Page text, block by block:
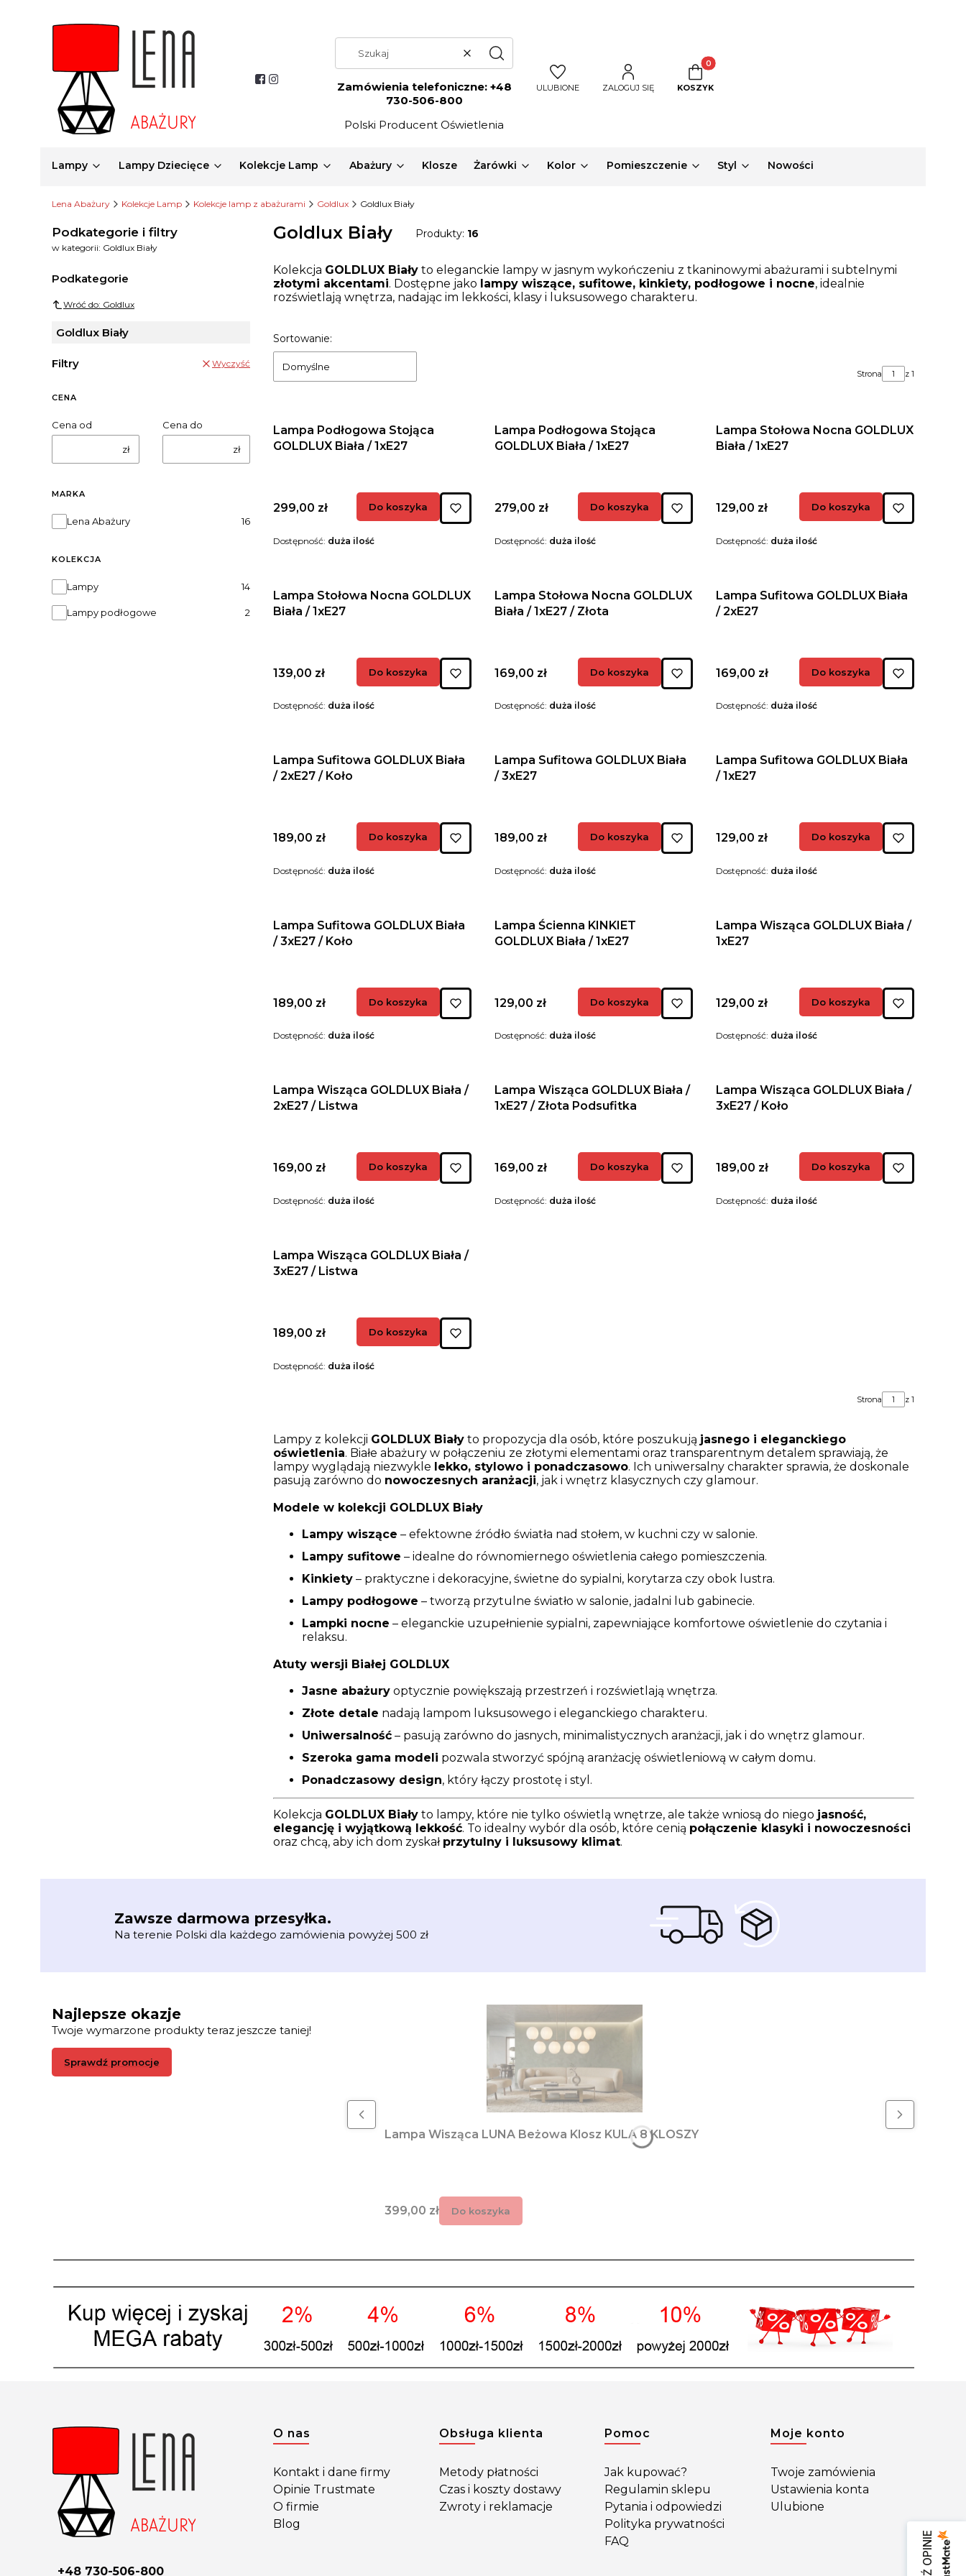
WyczyśćSzukaj
Zamówienia telefoniczne: +48
730-506-800
Polski Producent Oświetlenia
ULUBIONE ZALOGUJ SIĘ
Produkty w koszyku: 0. Zobacz szczegóły
KOSZYK
Lampy Lampy Dziecięce Kolekcje Lamp Abażury Klosze Żarówki Kolor Pomieszczenie Styl Nowości
Lena Abażury Kolekcje Lamp Kolekcje lamp z abażurami Goldlux Goldlux Biały
Podkategorie i filtry
w kategorii: Goldlux Biały
Podkategorie
Wróć do: Goldlux
Goldlux Biały
Filtry Wyczyść
CENA
Cena od
zł
Cena do
zł
MARKA
MarkaLena Abażury 16
KOLEKCJA
Kolekcja
Lampy 14
Lampy podłogowe 2
Goldlux Biały Produkty: 16
Kolekcja GOLDLUX Biały to eleganckie lampy w jasnym wykończeniu z tkaninowymi abażurami i subtelnymi
złotymi akcentami. Dostępne jako lampy wiszące, sufitowe, kinkiety, podłogowe i nocne, idealnie
rozświetlają wnętrza, nadając im lekkości, klasy i luksusowego charakteru.
Lista produktów
Sortowanie:
Domyślne
Strona z 1
Lampa Podłogowa Stojąca
GOLDLUX Biała / 1xE27
Cena
299,00 zł Do koszyka
Dostępność: duża ilość
Lampa Podłogowa Stojąca
GOLDLUX Biała / 1xE27
Cena
279,00 zł Do koszyka
Dostępność: duża ilość
Lampa Stołowa Nocna GOLDLUX
Biała / 1xE27
Cena
129,00 zł Do koszyka
Dostępność: duża ilość
Lampa Stołowa Nocna GOLDLUX
Biała / 1xE27
Cena
139,00 zł Do koszyka
Dostępność: duża ilość
Lampa Stołowa Nocna GOLDLUX
Biała / 1xE27 / Złota
Cena
169,00 zł Do koszyka
Dostępność: duża ilość
Lampa Sufitowa GOLDLUX Biała
/ 2xE27
Cena
169,00 zł Do koszyka
Dostępność: duża ilość
Lampa Sufitowa GOLDLUX Biała
/ 2xE27 / Koło
Cena
189,00 zł Do koszyka
Dostępność: duża ilość
Lampa Sufitowa GOLDLUX Biała
/ 3xE27
Cena
189,00 zł Do koszyka
Dostępność: duża ilość
Lampa Sufitowa GOLDLUX Biała
/ 1xE27
Cena
129,00 zł Do koszyka
Dostępność: duża ilość
Lampa Sufitowa GOLDLUX Biała
/ 3xE27 / Koło
Cena
189,00 zł Do koszyka
Dostępność: duża ilość
Lampa Ścienna KINKIET
GOLDLUX Biała / 1xE27
Cena
129,00 zł Do koszyka
Dostępność: duża ilość
Lampa Wisząca GOLDLUX Biała /
1xE27
Cena
129,00 zł Do koszyka
Dostępność: duża ilość
Lampa Wisząca GOLDLUX Biała /
2xE27 / Listwa
Cena
169,00 zł Do koszyka
Dostępność: duża ilość
Lampa Wisząca GOLDLUX Biała /
1xE27 / Złota Podsufitka
Cena
169,00 zł Do koszyka
Dostępność: duża ilość
Lampa Wisząca GOLDLUX Biała /
3xE27 / Koło
Cena
189,00 zł Do koszyka
Dostępność: duża ilość
Lampa Wisząca GOLDLUX Biała /
3xE27 / Listwa
Cena
189,00 zł Do koszyka
Dostępność: duża ilość
Strona z 1
Lampy z kolekcji GOLDLUX Biały to propozycja dla osób, które poszukują jasnego i eleganckiego
oświetlenia. Białe abażury w połączeniu ze złotymi elementami oraz transparentnym detalem sprawiają, że
lampy wyglądają niezwykle lekko, stylowo i ponadczasowo. Ich uniwersalny charakter sprawia, że doskonale
pasują zarówno do nowoczesnych aranżacji, jak i wnętrz klasycznych czy glamour.
Modele w kolekcji GOLDLUX Biały
Lampy wiszące – efektowne źródło światła nad stołem, w kuchni czy w salonie.
Lampy sufitowe – idealne do równomiernego oświetlenia całego pomieszczenia.
Kinkiety – praktyczne i dekoracyjne, świetne do sypialni, korytarza czy obok lustra.
Lampy podłogowe – tworzą przytulne światło w salonie, jadalni lub gabinecie.
Lampki nocne – eleganckie uzupełnienie sypialni, zapewniające komfortowe oświetlenie do czytania i
relaksu.
Atuty wersji Białej GOLDLUX
Jasne abażury optycznie powiększają przestrzeń i rozświetlają wnętrza.
Złote detale nadają lampom luksusowego i eleganckiego charakteru.
Uniwersalność – pasują zarówno do jasnych, minimalistycznych aranżacji, jak i do wnętrz glamour.
Szeroka gama modeli pozwala stworzyć spójną aranżację oświetleniową w całym domu.
Ponadczasowy design, który łączy prostotę i styl.
Kolekcja GOLDLUX Biały to lampy, które nie tylko oświetlą wnętrze, ale także wniosą do niego jasność,
elegancję i wyjątkową lekkość. To idealny wybór dla osób, które cenią połączenie klasyki i nowoczesności
oraz chcą, aby ich dom zyskał przytulny i luksusowy klimat.
Zawsze darmowa przesyłka.
Na terenie Polski dla każdego zamówienia powyżej 500 zł
Najlepsze okazje
Twoje wymarzone produkty teraz jeszcze taniej!
Sprawdź promocje
Lampa Wisząca LUNA Beżowa Klosz KULA 8 KLOSZY
Cena
399,00 zł Do koszyka
+48 730-506-800
Linki w stopce
O nas
Kontakt i dane firmy
Opinie Trustmate
O firmie
Blog
Obsługa klienta
Metody płatności
Czas i koszty dostawy
Zwroty i reklamacje
Pomoc
Jak kupować?
Regulamin sklepu
Pytania i odpowiedzi
Polityka prywatności
FAQ
Moje konto
Twoje zamówienia
Ustawienia konta
Ulubione